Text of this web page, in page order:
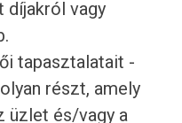
díjakról vagy
tapasztalatait -
részt, amely
üzlet és/vagy a